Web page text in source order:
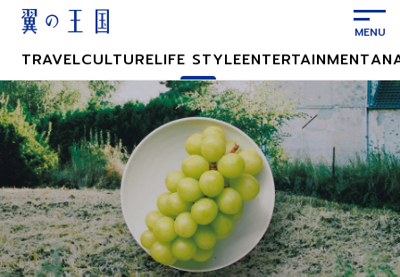
ン
テ
ン
に
ス
キ
ッ
プ
TRAVELCULTURELIFE STYLEENTERTAINMENT